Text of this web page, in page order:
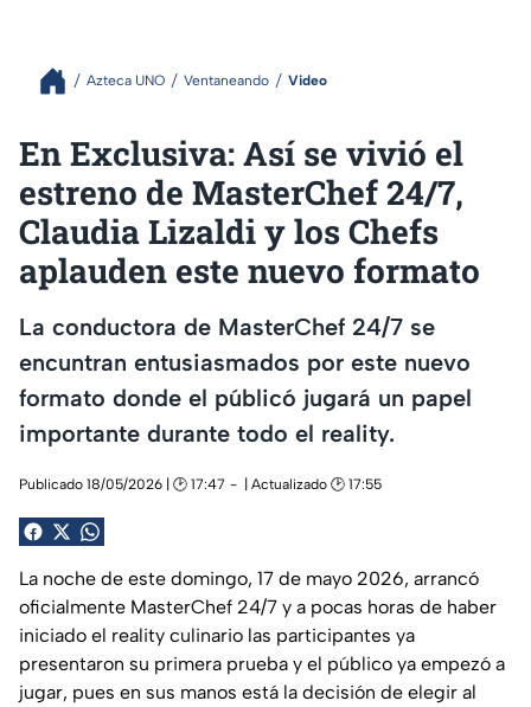
Azteca UNO Ventaneando Video
En Exclusiva: Así se vivió el
estreno de MasterChef 24/7,
Claudia Lizaldi y los Chefs
aplauden este nuevo formato
La conductora de MasterChef 24/7 se
encuntran entusiasmados por este nuevo
formato donde el públicó jugará un papel
importante durante todo el reality.
Publicado 18/05/2026 | 🕑 17:47 | Actualizado 🕑 17:55
La noche de este domingo, 17 de mayo 2026, arrancó
oficialmente MasterChef 24/7 y a pocas horas de haber
iniciado el reality culinario las participantes ya
presentaron su primera prueba y el público ya empezó a
jugar, pues en sus manos está la decisión de elegir al